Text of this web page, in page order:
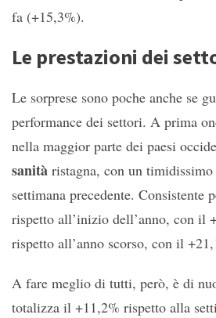
fa (+15,3%).
Le prestazioni dei
Le sorprese sono poche anche se
performance dei settori. A prima
nella maggior parte dei paesi
sanità ristagna, con un
settimana precedente. Consistente
rispetto all’inizio dell’anno, con il
rispetto all’anno scorso, con il
A fare meglio di tutti, però, è di
totalizza il +11,2% rispetto alla